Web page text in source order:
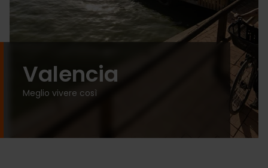
Valencia
Meglio vivere così